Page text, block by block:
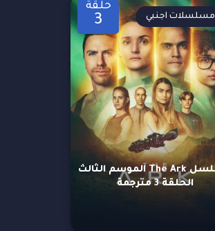
حلقة
3
مسلسل The Ark الموسم الثالث
الحلقة 3 مترجمة
مسلسلات اجنبي